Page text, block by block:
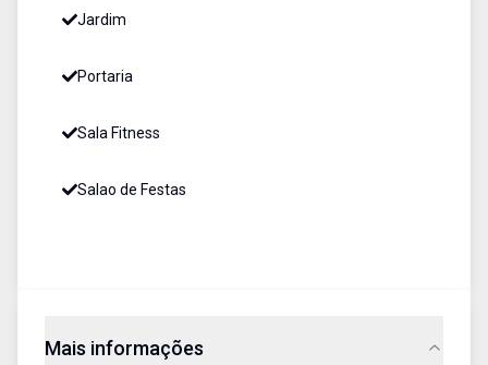
Jardim
Portaria
Sala Fitness
Salao de Festas
Mais informações